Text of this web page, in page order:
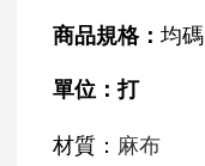
商品規格： 均碼
單位：打
材質： 麻布